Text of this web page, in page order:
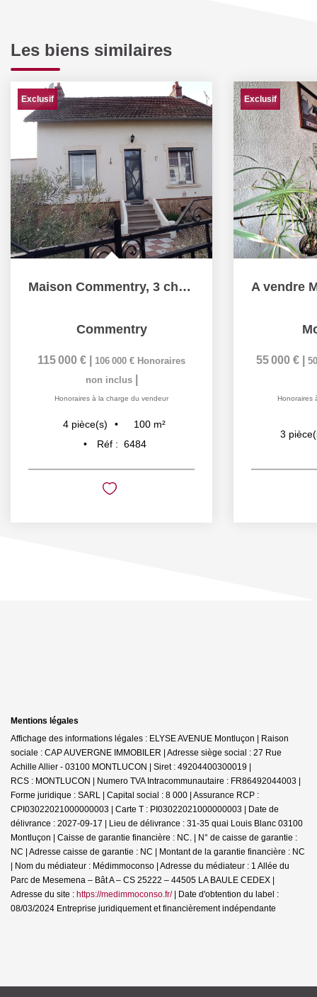
Les biens similaires
Exclusif
Maison Commentry, 3 chambres, sous / sol et double garage
Commentry
115 000 € 106 000 € Honoraires
non inclus
Honoraires à la charge du vendeur
4 pièce(s) 100 m²
Réf : 6484
Exclusif
55 000 €
Honoraires
3
Mentions légales
Affichage des informations légales : ELYSE AVENUE Montluçon | Raison
sociale : CAP AUVERGNE IMMOBILER | Adresse siège social : 27 Rue
Achille Allier - 03100 MONTLUCON | Siret : 49204400300019 |
RCS : MONTLUCON | Numero TVA Intracommunautaire : FR86492044003 |
Forme juridique : SARL | Capital social : 8 000 | Assurance RCP :
CPI03022021000000003 | Carte T : PI03022021000000003 | Date de
délivrance : 2027-09-17 | Lieu de délivrance : 31-35 quai Louis Blanc 03100
Montluçon | Caisse de garantie financière : NC. | N° de caisse de garantie :
NC | Adresse caisse de garantie : NC | Montant de la garantie financière : NC
| Nom du médiateur : Médimmoconso | Adresse du médiateur : 1 Allée du
Parc de Mesemena – Bât A – CS 25222 – 44505 LA BAULE CEDEX |
Adresse du site : https://medimmoconso.fr/| Date d'obtention du label :
08/03/2024 Entreprise juridiquement et financièrement indépendante